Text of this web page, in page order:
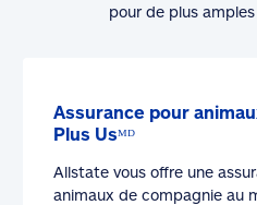
pour de plus
Assurance pour
Plus Usᴹᴰ
Allstate vous offre une
animaux de compagnie au